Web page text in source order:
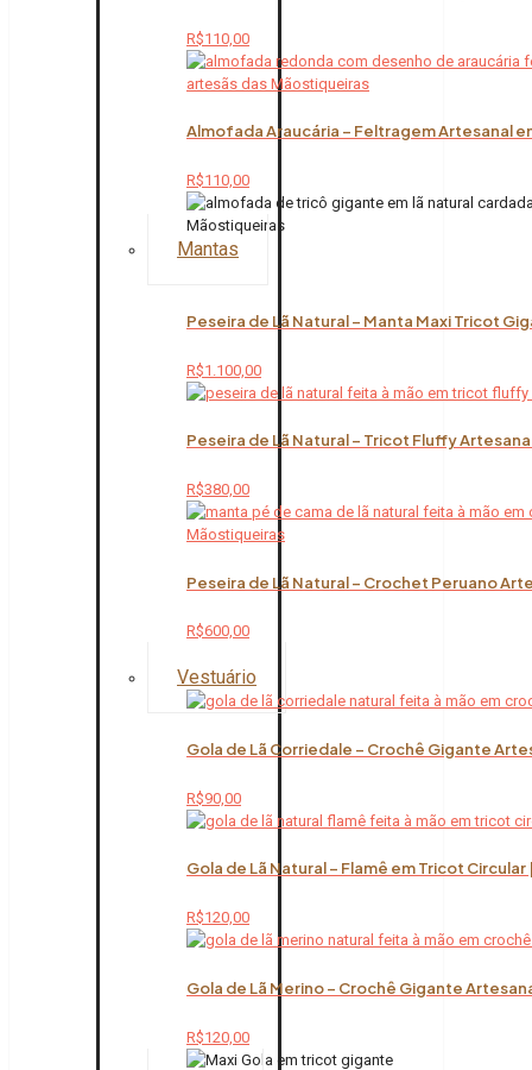
R$110,00
Almofada Araucária – Feltragem Artesanal
R$110,00
Mantas
Peseira de Lã Natural – Manta Maxi Tricot
R$1.100,00
Peseira de Lã Natural – Tricot Fluffy
R$380,00
Peseira de Lã Natural – Crochet Peruano
R$600,00
Vestuário
Gola de Lã Corriedale – Crochê Gigante
R$90,00
Gola de Lã Natural – Flamê em Tricot
R$120,00
Gola de Lã Merino – Crochê Gigante
R$120,00